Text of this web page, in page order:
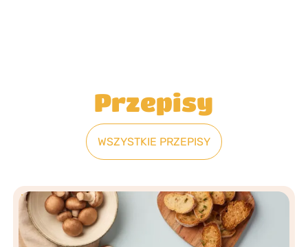
Przepisy
WSZYSTKIE PRZEPISY